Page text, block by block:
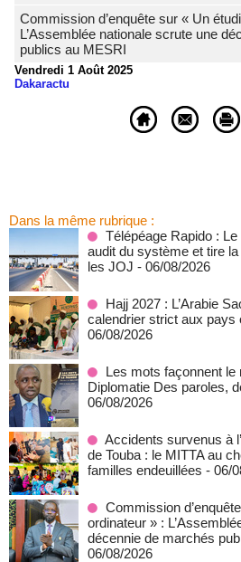
Commission d’enquête sur « Un
L’Assemblée nationale scrute une
publics au MESRI
Vendredi 1 Août 2025
Dakaractu
Dans la même rubrique :
Télépéage Rapido :
audit du système et tire
les JOJ - 06/08/2026
Hajj 2027 : L’Arabie
calendrier strict aux pays
06/08/2026
Les mots façonnent
Diplomatie Des paroles,
06/08/2026
Accidents survenus à
de Touba : le MITTA au
familles endeuillées - 06/
Commission
ordinateur » :
décennie de marchés
06/08/2026